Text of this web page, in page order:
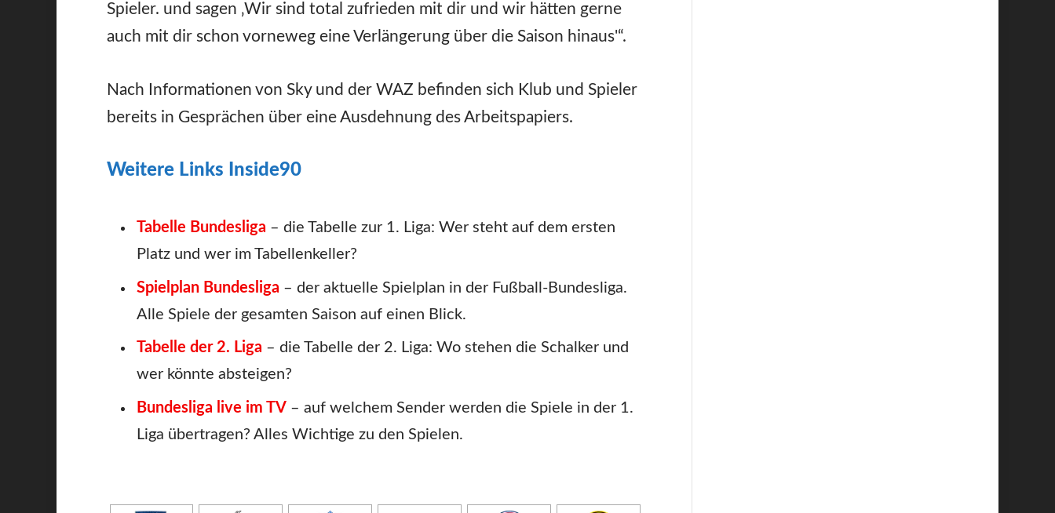
Spieler. und sagen ‚Wir sind total zufrieden mit dir und wir hätten gerne
auch mit dir schon vorneweg eine Verlängerung über die Saison hinaus'“.
Nach Informationen von Sky und der WAZ befinden sich Klub und Spieler
bereits in Gesprächen über eine Ausdehnung des Arbeitspapiers.
Weitere Links Inside90
Tabelle Bundesliga – die Tabelle zur 1. Liga: Wer steht auf dem ersten
Platz und wer im Tabellenkeller?
Spielplan Bundesliga – der aktuelle Spielplan in der Fußball-Bundesliga.
Alle Spiele der gesamten Saison auf einen Blick.
Tabelle der 2. Liga – die Tabelle der 2. Liga: Wo stehen die Schalker und
wer könnte absteigen?
Bundesliga live im TV – auf welchem Sender werden die Spiele in der 1.
Liga übertragen? Alles Wichtige zu den Spielen.